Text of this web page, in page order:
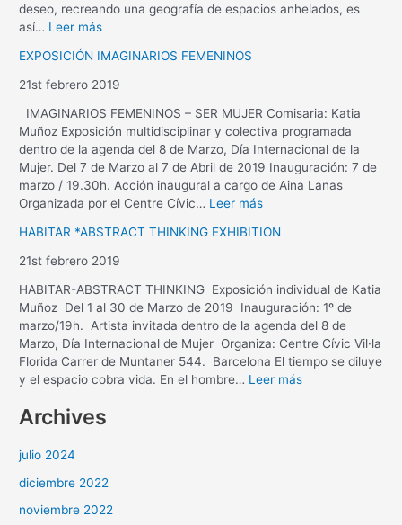
deseo, recreando una geografía de espacios anhelados, es
así… Leer más
EXPOSICIÓN IMAGINARIOS FEMENINOS
21st febrero 2019
IMAGINARIOS FEMENINOS – SER MUJER Comisaria: Katia
Muñoz Exposición multidisciplinar y colectiva programada
dentro de la agenda del 8 de Marzo, Día Internacional de la
Mujer. Del 7 de Marzo al 7 de Abril de 2019 Inauguración: 7 de
marzo / 19.30h. Acción inaugural a cargo de Aina Lanas
Organizada por el Centre Cívic… Leer más
HABITAR *ABSTRACT THINKING EXHIBITION
21st febrero 2019
HABITAR-ABSTRACT THINKING Exposición individual de Katia
Muñoz Del 1 al 30 de Marzo de 2019 Inauguración: 1º de
marzo/19h. Artista invitada dentro de la agenda del 8 de
Marzo, Día Internacional de Mujer Organiza: Centre Cívic Vil·la
Florida Carrer de Muntaner 544. Barcelona El tiempo se diluye
y el espacio cobra vida. En el hombre… Leer más
Archives
julio 2024
diciembre 2022
noviembre 2022